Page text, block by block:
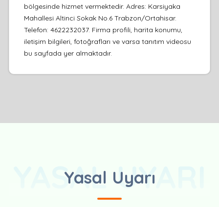
bölgesinde hizmet vermektedir. Adres: Karsiyaka
Mahallesi Altinci Sokak No.6 Trabzon/Ortahisar.
Telefon: 4622232037. Firma profili, harita konumu,
iletişim bilgileri, fotoğrafları ve varsa tanıtım videosu
bu sayfada yer almaktadır.
Yasal Uyarı
YASAL UYARI